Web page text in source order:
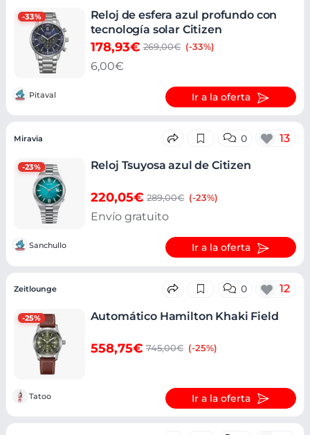
-33%
Reloj de esfera azul profundo con
tecnología solar Citizen
178,93€ 269,00€ (-33%)
6,00€
Pitaval Ir a la oferta
-23%
Miravia 0 13
Reloj Tsuyosa azul de Citizen
220,05€ 289,00€ (-23%)
Envío gratuito
Sanchullo Ir a la oferta
-25%
Zeitlounge 0 12
Automático Hamilton Khaki Field
558,75€ 745,00€ (-25%)
Tatoo Ir a la oferta